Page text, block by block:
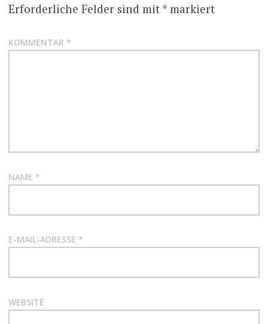
Erforderliche Felder sind mit *markiert
KOMMENTAR *
NAME *
E-MAIL-ADRESSE *
WEBSITE